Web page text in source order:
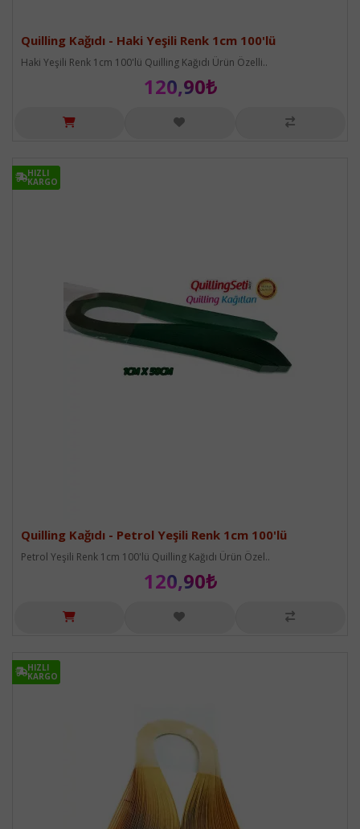
Quilling Kağıdı - Haki Yeşili Renk 1cm 100'lü
Haki Yeşili Renk 1cm 100'lü Quilling Kağıdı Ürün Özelli..
120,90₺
HIZLI
KARGO
HIZLI
KARGO
Quilling Kağıdı - Petrol Yeşili Renk 1cm 100'lü
Petrol Yeşili Renk 1cm 100'lü Quilling Kağıdı Ürün Özel..
120,90₺
HIZLI
KARGO
HIZLI
KARGO